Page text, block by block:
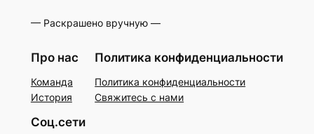
— Раскрашено вручную —
Про нас
Команда
История
Политика конфиденциальности
Политика конфиденциальности
Свяжитесь с нами
Соц.сети